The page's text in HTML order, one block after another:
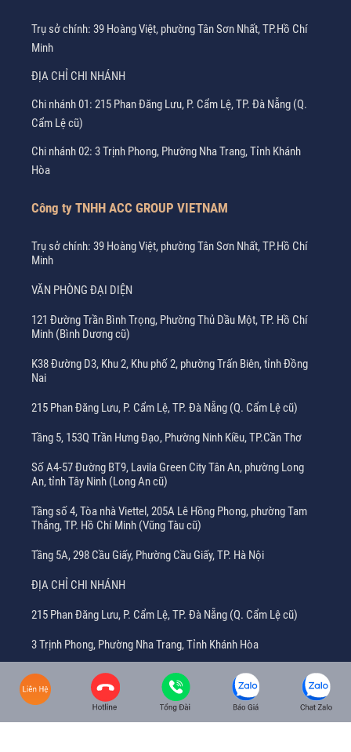
Trụ sở chính: 39 Hoàng Việt, phường Tân Sơn Nhất, TP.Hồ Chí
Minh
ĐỊA CHỈ CHI NHÁNH
Chi nhánh 01: 215 Phan Đăng Lưu, P. Cẩm Lệ, TP. Đà Nẵng (Q.
Cẩm Lệ cũ)
Chi nhánh 02: 3 Trịnh Phong, Phường Nha Trang, Tỉnh Khánh
Hòa
Công ty TNHH ACC GROUP VIETNAM
Trụ sở chính: 39 Hoàng Việt, phường Tân Sơn Nhất, TP.Hồ Chí
Minh
VĂN PHÒNG ĐẠI DIỆN
121 Đường Trần Bình Trọng, Phường Thủ Dầu Một, TP. Hồ Chí
Minh (Bình Dương cũ)
K38 Đường D3, Khu 2, Khu phố 2, phường Trấn Biên, tỉnh Đồng
Nai
215 Phan Đăng Lưu, P. Cẩm Lệ, TP. Đà Nẵng (Q. Cẩm Lệ cũ)
Tầng 5, 153Q Trần Hưng Đạo, Phường Ninh Kiều, TP.Cần Thơ
Số A4-57 Đường BT9, Lavila Green City Tân An, phường Long
An, tỉnh Tây Ninh (Long An cũ)
Tầng số 4, Tòa nhà Viettel, 205A Lê Hồng Phong, phường Tam
Thắng, TP. Hồ Chí Minh (Vũng Tàu cũ)
Tầng 5A, 298 Cầu Giấy, Phường Cầu Giấy, TP. Hà Nội
ĐỊA CHỈ CHI NHÁNH
215 Phan Đăng Lưu, P. Cẩm Lệ, TP. Đà Nẵng (Q. Cẩm Lệ cũ)
3 Trịnh Phong, Phường Nha Trang, Tỉnh Khánh Hòa